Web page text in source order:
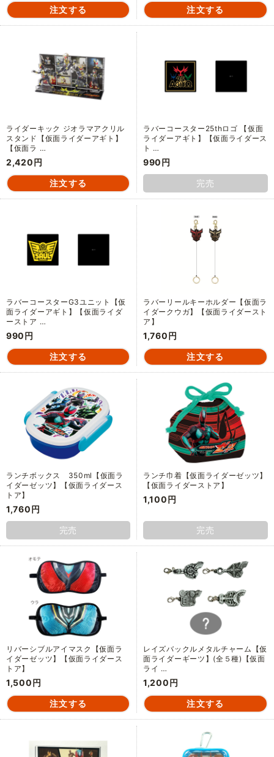
ライダーキック ジオラマアクリル
スタンド【仮面ライダーアギト】
【仮面ラ …
2,420円
ラバーコースター25thロゴ 【仮面
ライダーアギト】【仮面ライダース
ト …
990円
完売
ラバーコースターG3ユニット【仮
面ライダーアギト】【仮面ライダ
ーストア …
990円
ラバーリールキーホルダー【仮面ラ
イダークウガ】【仮面ライダースト
ア】
1,760円
ランチボックス 350ml【仮面ラ
イダーゼッツ】【仮面ライダース
トア】
1,760円
完売
ランチ巾着【仮面ライダーゼッツ】
【仮面ライダーストア】
1,100円
完売
リバーシブルアイマスク【仮面ラ
イダーゼッツ】【仮面ライダース
トア】
1,500円
レイズバックルメタルチャーム【仮
面ライダーギーツ】(全５種)【仮面
ライ …
1,200円